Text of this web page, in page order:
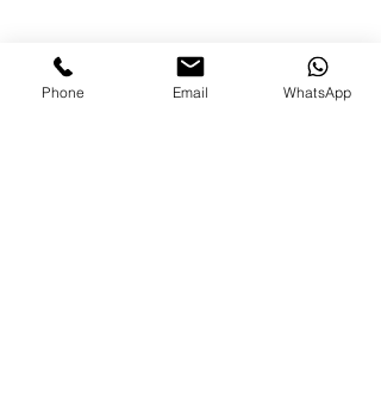
Phone Email WhatsApp